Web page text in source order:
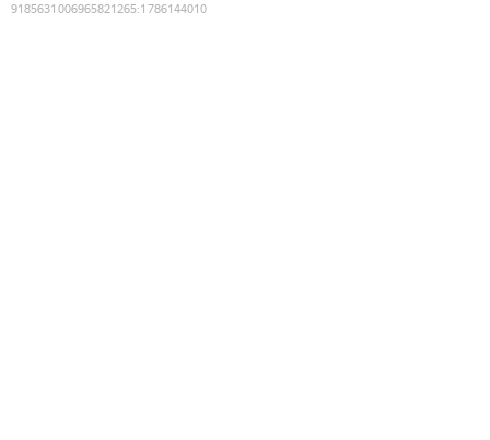
9185631006965821265:1786144010